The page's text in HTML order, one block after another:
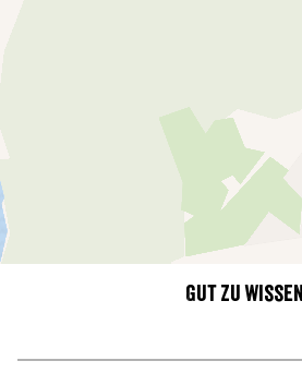
Gut zu wissen